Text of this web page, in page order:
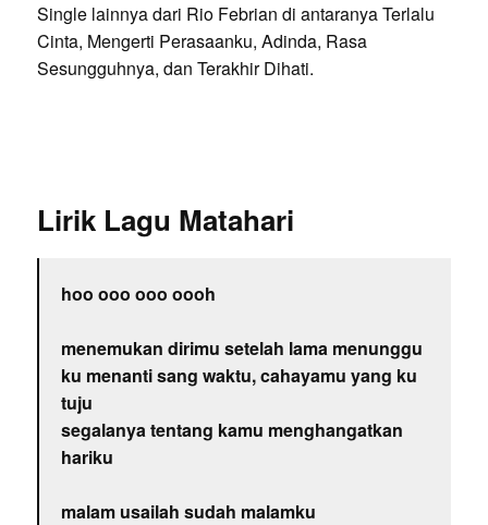
Single lainnya dari Rio Febrian di antaranya Terlalu
Cinta, Mengerti Perasaanku, Adinda, Rasa
Sesungguhnya, dan Terakhir Dihati.
Lirik Lagu Matahari
hoo ooo ooo oooh
menemukan dirimu setelah lama menunggu
ku menanti sang waktu, cahayamu yang ku
tuju
segalanya tentang kamu menghangatkan
hariku
malam usailah sudah malamku